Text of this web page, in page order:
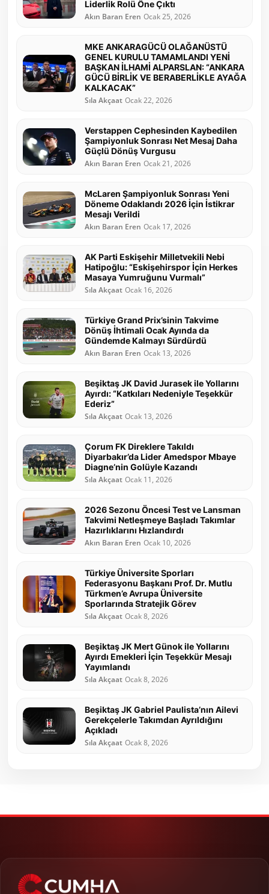
Liderlik Rolü Öne Çıktı
Akın Baran Eren Ocak 25, 2026
MKE ANKARAGÜCÜ OLAĞANÜSTÜ
GENEL KURULU TAMAMLANDI YENİ
BAŞKAN İLHAMİ ALPARSLAN: “ANKARA
GÜCÜ BİRLİK VE BERABERLİKLE AYAĞA
KALKACAK”
Sıla Akçaat Ocak 22, 2026
Verstappen Cephesinden Kaybedilen
Şampiyonluk Sonrası Net Mesaj Daha
Güçlü Dönüş Vurgusu
Akın Baran Eren Ocak 21, 2026
McLaren Şampiyonluk Sonrası Yeni
Döneme Odaklandı 2026 İçin İstikrar
Mesajı Verildi
Akın Baran Eren Ocak 17, 2026
AK Parti Eskişehir Milletvekili Nebi
Hatipoğlu: “Eskişehirspor İçin Herkes
Masaya Yumruğunu Vurmalı”
Sıla Akçaat Ocak 16, 2026
Türkiye Grand Prix’sinin Takvime
Dönüş İhtimali Ocak Ayında da
Gündemde Kalmayı Sürdürdü
Akın Baran Eren Ocak 13, 2026
Beşiktaş JK David Jurasek ile Yollarını
Ayırdı: “Katkıları Nedeniyle Teşekkür
Ederiz”
Sıla Akçaat Ocak 13, 2026
Çorum FK Direklere Takıldı
Diyarbakır’da Lider Amedspor Mbaye
Diagne’nin Golüyle Kazandı
Sıla Akçaat Ocak 11, 2026
2026 Sezonu Öncesi Test ve Lansman
Takvimi Netleşmeye Başladı Takımlar
Hazırlıklarını Hızlandırdı
Akın Baran Eren Ocak 10, 2026
Türkiye Üniversite Sporları
Federasyonu Başkanı Prof. Dr. Mutlu
Türkmen’e Avrupa Üniversite
Sporlarında Stratejik Görev
Sıla Akçaat Ocak 8, 2026
Beşiktaş JK Mert Günok ile Yollarını
Ayırdı Emekleri İçin Teşekkür Mesajı
Yayımlandı
Sıla Akçaat Ocak 8, 2026
Beşiktaş JK Gabriel Paulista’nın Ailevi
Gerekçelerle Takımdan Ayrıldığını
Açıkladı
Sıla Akçaat Ocak 8, 2026